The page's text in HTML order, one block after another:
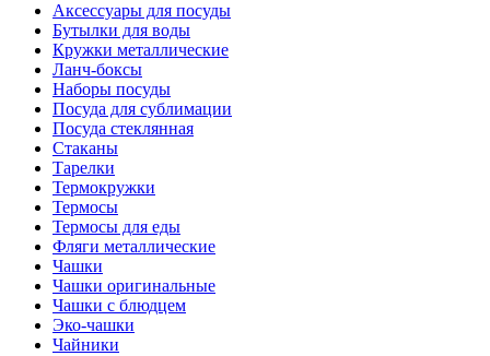
Аксессуары для посуды
Бутылки для воды
Кружки металлические
Ланч-боксы
Наборы посуды
Посуда для сублимации
Посуда стеклянная
Стаканы
Тарелки
Термокружки
Термосы
Термосы для еды
Фляги металлические
Чашки
Чашки оригинальные
Чашки с блюдцем
Эко-чашки
Чайники